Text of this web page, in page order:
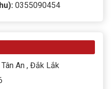
0355090454
An , Đắk Lắk